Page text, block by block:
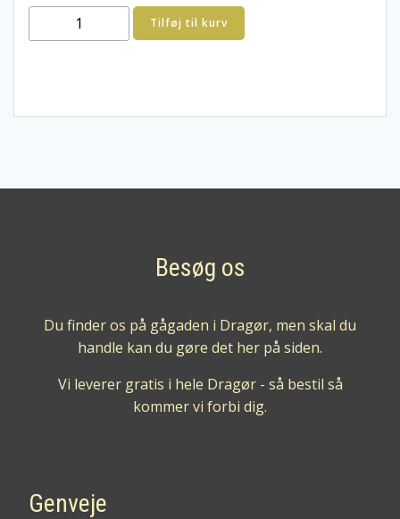
Michel
Tilføj til kurv
Besøg os
Du finder os på gågaden i Dragør, men skal du
handle kan du gøre det her på siden.
Vi leverer gratis i hele Dragør - så bestil så
kommer vi forbi dig.
Genveje